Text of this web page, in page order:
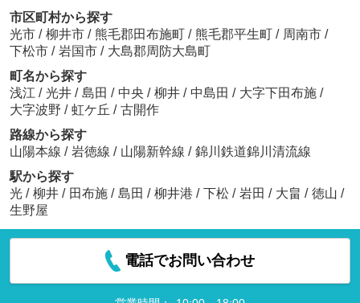
市区町村から探す
光市 / 柳井市 / 熊毛郡田布施町 / 熊毛郡平生町 / 周南市 /
下松市 / 岩国市 / 大島郡周防大島町
町名から探す
浅江 / 光井 / 島田 / 中央 / 柳井 / 中島田 / 大字下田布施 /
大字波野 / 虹ケ丘 / 古開作
路線から探す
山陽本線 / 岩徳線 / 山陽新幹線 / 錦川鉄道錦川清流線
駅から探す
光 / 柳井 / 田布施 / 島田 / 柳井港 / 下松 / 岩田 / 大畠 / 徳山 /
生野屋
電話でお問い合わせ